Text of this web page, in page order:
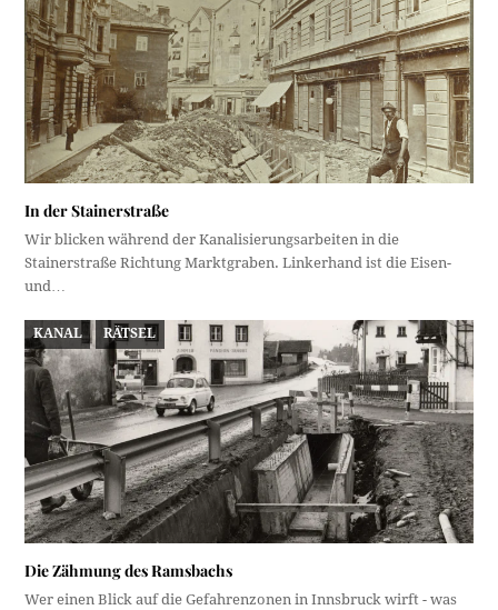
In der Stainerstraße
Wir blicken während der Kanalisierungsarbeiten in die
Stainerstraße Richtung Marktgraben. Linkerhand ist die Eisen-
und…
KANAL RÄTSEL
Die Zähmung des Ramsbachs
Wer einen Blick auf die Gefahrenzonen in Innsbruck wirft - was